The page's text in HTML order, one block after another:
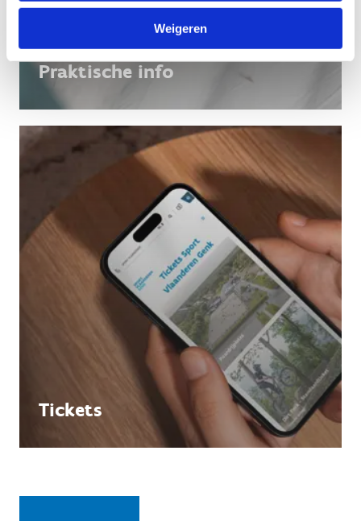
Weigeren
Praktische info
Tickets